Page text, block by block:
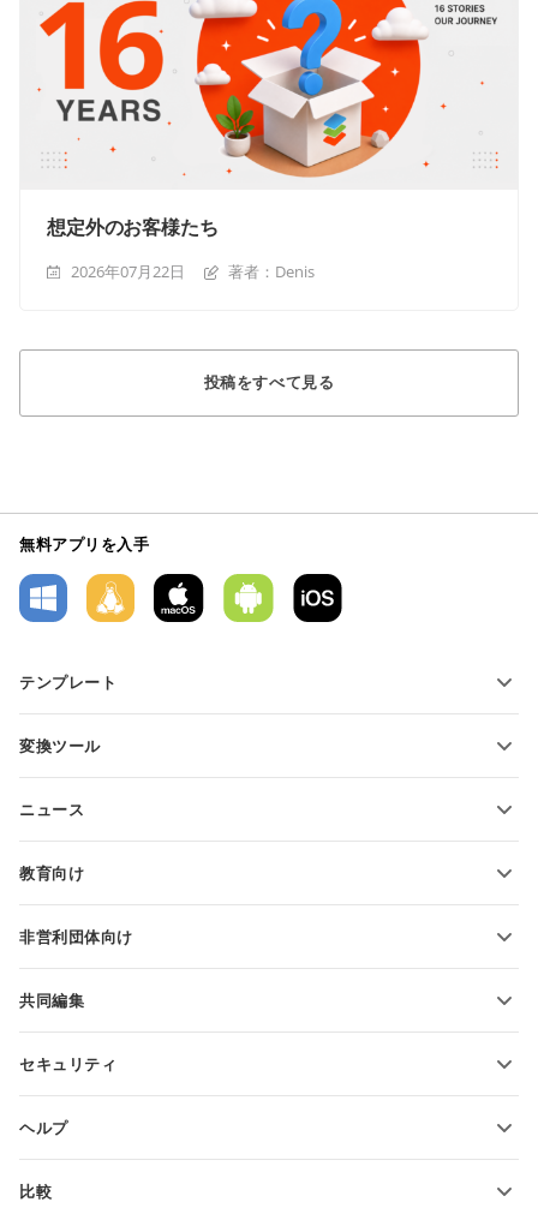
想定外のお客様たち
2026年07月22日 著者：Denis
投稿をすべて見る
無料アプリを入手
テンプレート
テキスト文書テンプレート
変換ツール
スプレッドシートの変換
PDFの変換
ニュース
教育向け
教育関係者向け
非営利団体向け
無料アカウントをリクエスト
共同編集
翻訳者向け
セキュリティ
ヘルプ
ヘルプ・センター
比較